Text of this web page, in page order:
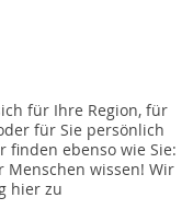
für Ihre Region, für
für Sie persönlich
finden ebenso wie Sie:
Menschen wissen! Wir
hier zu